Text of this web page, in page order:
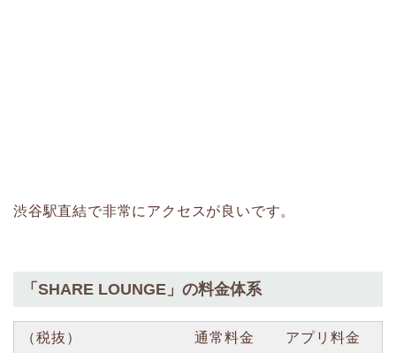
渋谷駅直結で非常にアクセスが良いです。
「SHARE LOUNGE」の料金体系
（税抜） 通常料金 アプリ料金